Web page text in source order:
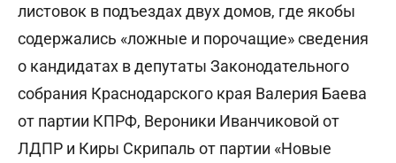
листовок в подъездах двух домов, где якобы
содержались «ложные и порочащие» сведения
о кандидатах в депутаты Законодательного
собрания Краснодарского края Валерия Баева
от партии КПРФ, Вероники Иванчиковой от
ЛДПР и Киры Скрипаль от партии «Новые